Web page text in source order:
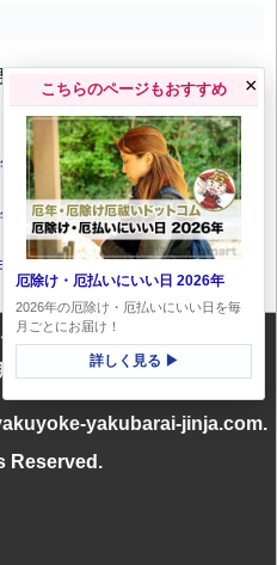
の年齢早見表とともにお伝え
齢早見表
齢早見表
厄年一覧
に掲載のテキスト・画像等コ
転載を禁じます
yakubarai-jinja.com.
Reserved.
こちらのページもおすすめ
厄除け・厄払いにいい日 2026年
2026年の厄除け・厄払いにいい日を毎
月ごとにお届け！
詳しく見る ▶
×